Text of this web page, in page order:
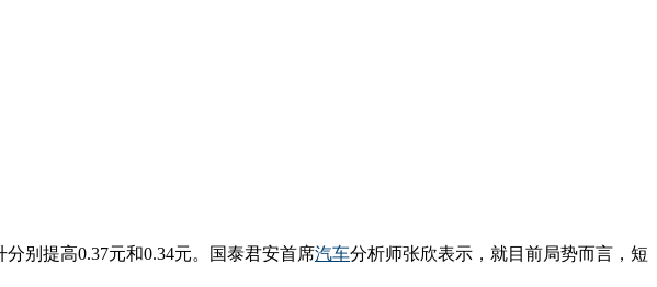
别提高0.37元和0.34元。国泰君安首席汽车分析师张欣表示，就目前局势而言，短